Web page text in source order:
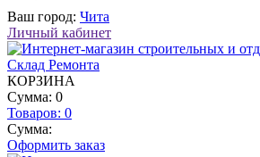
Ваш город: Чита
Личный кабинет
КОРЗИНА
Сумма: 0
Товаров: 0
Сумма:
Оформить заказ